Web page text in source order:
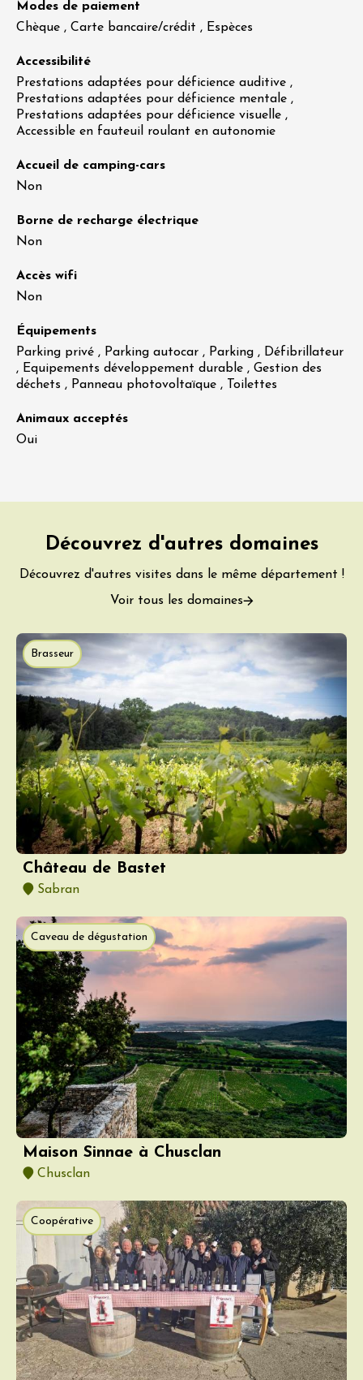
Modes de paiement
Chèque , Carte bancaire/crédit , Espèces
Accessibilité
Prestations adaptées pour déficience auditive ,
Prestations adaptées pour déficience mentale ,
Prestations adaptées pour déficience visuelle ,
Accessible en fauteuil roulant en autonomie
Accueil de camping-cars
Non
Borne de recharge électrique
Non
Accès wifi
Non
Équipements
Parking privé , Parking autocar , Parking , Défibrillateur
, Equipements développement durable , Gestion des
déchets , Panneau photovoltaïque , Toilettes
Animaux acceptés
Oui
Découvrez d'autres domaines
Découvrez d'autres visites dans le même département !
Voir tous les domaines
Brasseur
Château de Bastet
Sabran
Caveau de dégustation
Maison Sinnae à Chusclan
Chusclan
Coopérative